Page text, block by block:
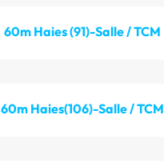
60m Haies (91)-Salle / TCM
60m Haies(106)-Salle / TCM